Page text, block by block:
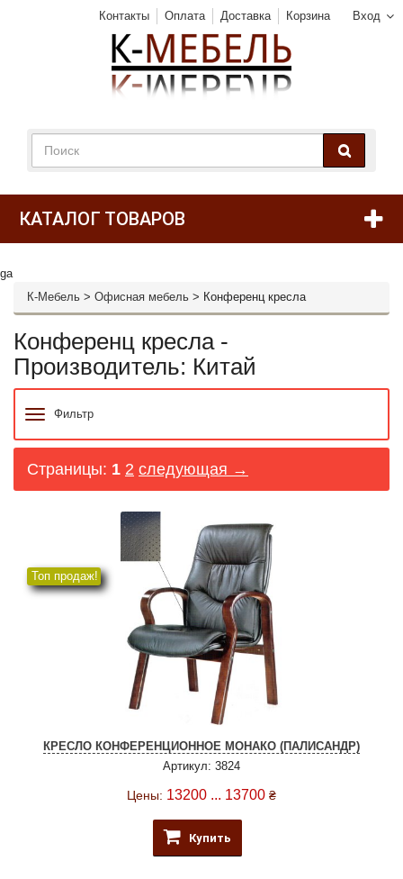
Вход
Контакты Оплата Доставка Корзина
КАТАЛОГ ТОВАРОВ
ga
К-Мебель > Офисная мебель > Конференц кресла
Конференц кресла -
Производитель: Китай
Фильтр
Страницы: 1 2 следующая →
Топ продаж!
КРЕСЛО КОНФЕРЕНЦИОННОЕ МОНАКО (ПАЛИСАНДР)
Артикул: 3824
Цены: 13200 ... 13700 ₴
Купить